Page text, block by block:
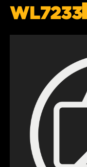
WL7233